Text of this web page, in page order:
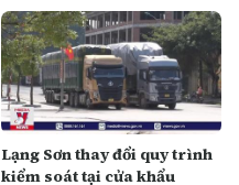
Lạng Sơn thay đổi quy trình
kiểm soát tại cửa khẩu